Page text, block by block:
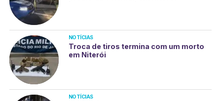
NOTÍCIAS
Troca de tiros termina com um morto
em Niterói
NOTÍCIAS